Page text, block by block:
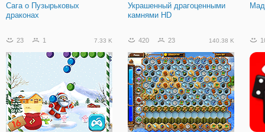
Сага о Пузырьковых
драконах
Украшенный драгоценными
камнями HD
23 1 7.33 K 420 23 140.38 K